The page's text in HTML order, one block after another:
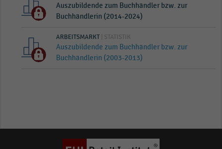
Auszubildende zum Buchhändler bzw. zur
Buchhändlerin (2014-2024)
ARBEITSMARKT | STATISTIK
Auszubildende zum Buchhändler bzw. zur
Buchhändlerin (2003-2013)